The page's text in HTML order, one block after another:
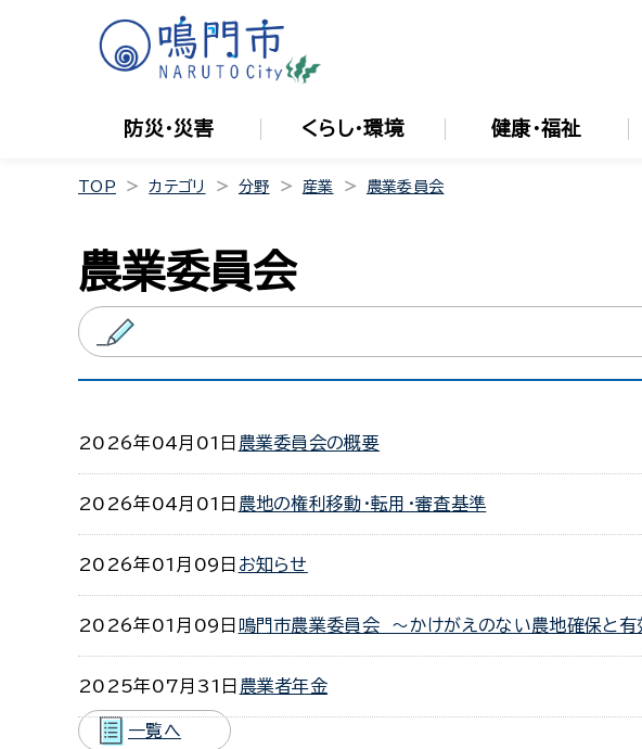
防災・災害 くらし・環境 健康・福祉
TOP カテゴリ 分野 産業 農業委員会
農業委員会
2026年04月01日 農業委員会の概要
2026年04月01日 農地の権利移動・転用・審査基準
2026年01月09日 お知らせ
2026年01月09日 鳴門市農業委員会 ～かけがえのない農地確保と有
2025年07月31日 農業者年金
一覧へ